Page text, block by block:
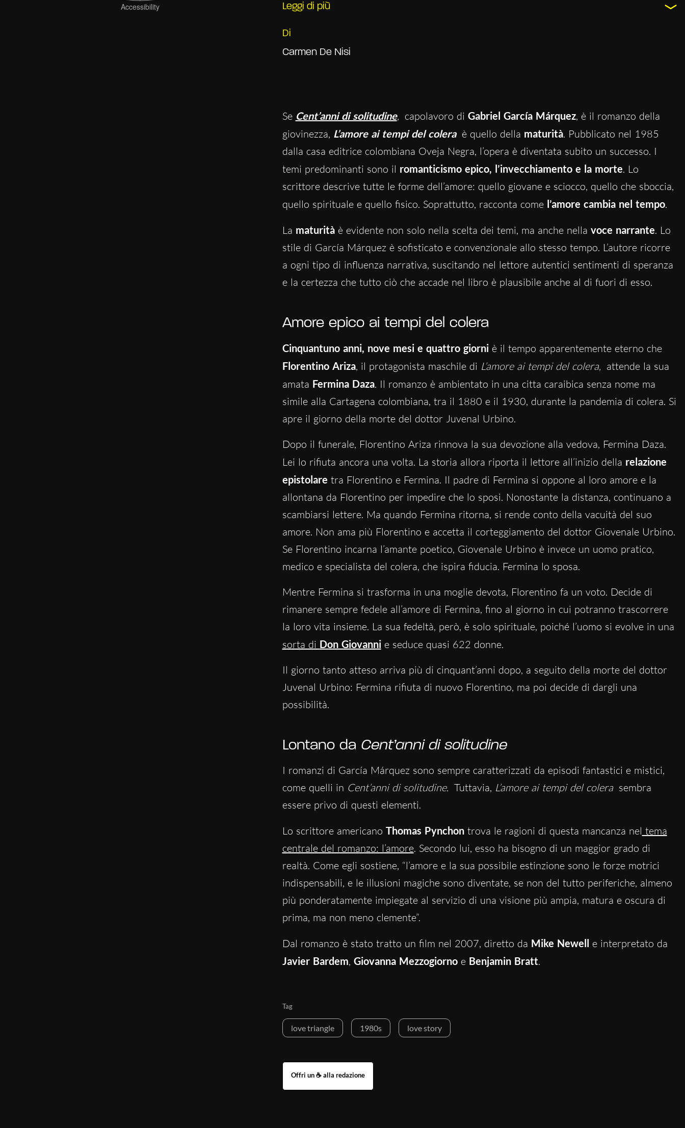
Leggi di più
Di
Carmen De Nisi
Se Cent’anni di solitudine, capolavoro di Gabriel García Márquez, è il romanzo della
giovinezza, L’amore ai tempi del colera è quello della maturità. Pubblicato nel 1985
dalla casa editrice colombiana Oveja Negra, l’opera è diventata subito un successo. I
temi predominanti sono il romanticismo epico, l’invecchiamento e la morte. Lo
scrittore descrive tutte le forme dell’amore: quello giovane e sciocco, quello che sboccia,
quello spirituale e quello fisico. Soprattutto, racconta come l’amore cambia nel tempo.
La maturitàè evidente non solo nella scelta dei temi, ma anche nella voce narrante. Lo
stile di García Márquez è sofisticato e convenzionale allo stesso tempo. L’autore ricorre
a ogni tipo di influenza narrativa, suscitando nel lettore autentici sentimenti di speranza
e la certezza che tutto ciò che accade nel libro è plausibile anche al di fuori di esso.
Amore epico ai tempi del colera
Cinquantuno anni, nove mesi e quattro giorniè il tempo apparentemente eterno che
Florentino Ariza, il protagonista maschile di L’amore ai tempi del colera, attende la sua
amata Fermina Daza. Il romanzo è ambientato in una citta caraibica senza nome ma
simile alla Cartagena colombiana, tra il 1880 e il 1930, durante la pandemia di colera. Si
apre il giorno della morte del dottor Juvenal Urbino.
Dopo il funerale, Florentino Ariza rinnova la sua devozione alla vedova, Fermina Daza.
Lei lo rifiuta ancora una volta. La storia allora riporta il lettore all’inizio della relazione
epistolare tra Florentino e Fermina. Il padre di Fermina si oppone al loro amore e la
allontana da Florentino per impedire che lo sposi. Nonostante la distanza, continuano a
scambiarsi lettere. Ma quando Fermina ritorna, si rende conto della vacuità del suo
amore. Non ama più Florentino e accetta il corteggiamento del dottor Giovenale Urbino.
Se Florentino incarna l’amante poetico, Giovenale Urbino è invece un uomo pratico,
medico e specialista del colera, che ispira fiducia. Fermina lo sposa.
Mentre Fermina si trasforma in una moglie devota, Florentino fa un voto. Decide di
rimanere sempre fedele all’amore di Fermina, fino al giorno in cui potranno trascorrere
la loro vita insieme. La sua fedeltà, però, è solo spirituale, poiché l’uomo si evolve in una
sorta di Don Giovannie seduce quasi 622 donne.
Il giorno tanto atteso arriva più di cinquant’anni dopo, a seguito della morte del dottor
Juvenal Urbino: Fermina rifiuta di nuovo Florentino, ma poi decide di dargli una
possibilità.
Lontano da Cent’anni di solitudine
I romanzi di García Márquez sono sempre caratterizzati da episodi fantastici e mistici,
come quelli in Cent’anni di solitudine. Tuttavia, L’amore ai tempi del colera sembra
essere privo di questi elementi.
Lo scrittore americano Thomas Pynchontrova le ragioni di questa mancanza nel tema
centrale del romanzo: l’amore. Secondo lui, esso ha bisogno di un maggior grado di
realtà. Come egli sostiene, “l’amore e la sua possibile estinzione sono le forze motrici
indispensabili, e le illusioni magiche sono diventate, se non del tutto periferiche, almeno
più ponderatamente impiegate al servizio di una visione più ampia, matura e oscura di
prima, ma non meno clemente”.
Dal romanzo è stato tratto un film nel 2007, diretto da Mike Newell e interpretato da
Javier Bardem, Giovanna Mezzogiornoe Benjamin Bratt.
Tag
love triangle 1980s love story